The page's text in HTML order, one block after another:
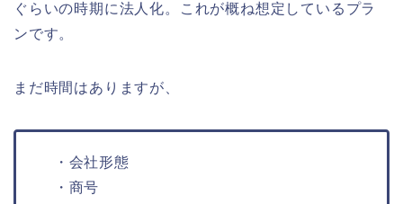
ぐらいの時期に法人化。これが概ね想定しているプラ
ンです。
まだ時間はありますが、
・会社形態
・商号